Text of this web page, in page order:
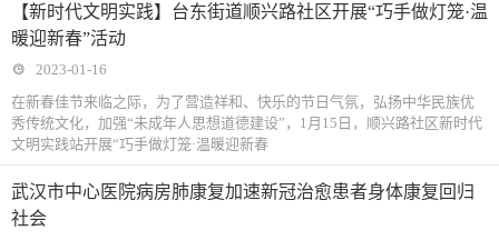
【新时代文明实践】台东街道顺兴路社区开展“巧手做灯笼·温
暖迎新春”活动
2023-01-16
在新春佳节来临之际，为了营造祥和、快乐的节日气氛，弘扬中华民族优
秀传统文化，加强“未成年人思想道德建设”，1月15日，顺兴路社区新时代
文明实践站开展“巧手做灯笼·温暖迎新春
武汉市中心医院病房肺康复加速新冠治愈患者身体康复回归
社会